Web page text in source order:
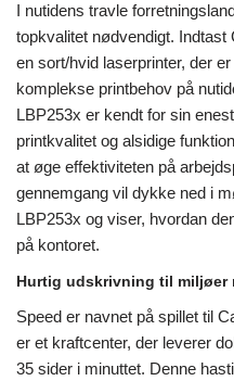
I nutidens travle
topkvalitet nødvendigt.
en sort/hvid laserprinter, der
komplekse printbehov på
LBP253x er kendt for sin
printkvalitet og alsidige
at øge effektiviteten på
gennemgang vil dykke ned i
LBP253x og viser, hvordan
på kontoret.
Hurtig udskrivning til miljøer
Speed ​​er navnet på spillet til
er et kraftcenter, der leverer
35 sider i minuttet. Denne